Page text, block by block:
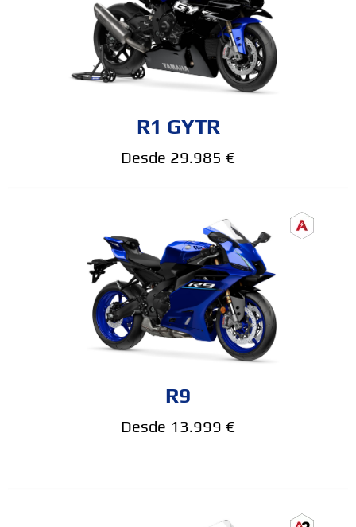
R1 GYTR
Desde 29.985 €
R9
Desde 13.999 €